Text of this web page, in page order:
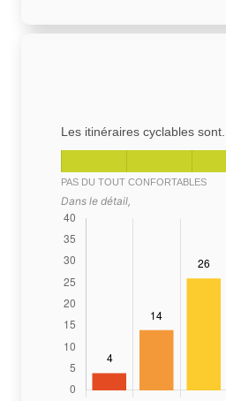
Les itinéraires cyclables sont...
PAS DU TOUT CONFORTABLES
Dans le détail,